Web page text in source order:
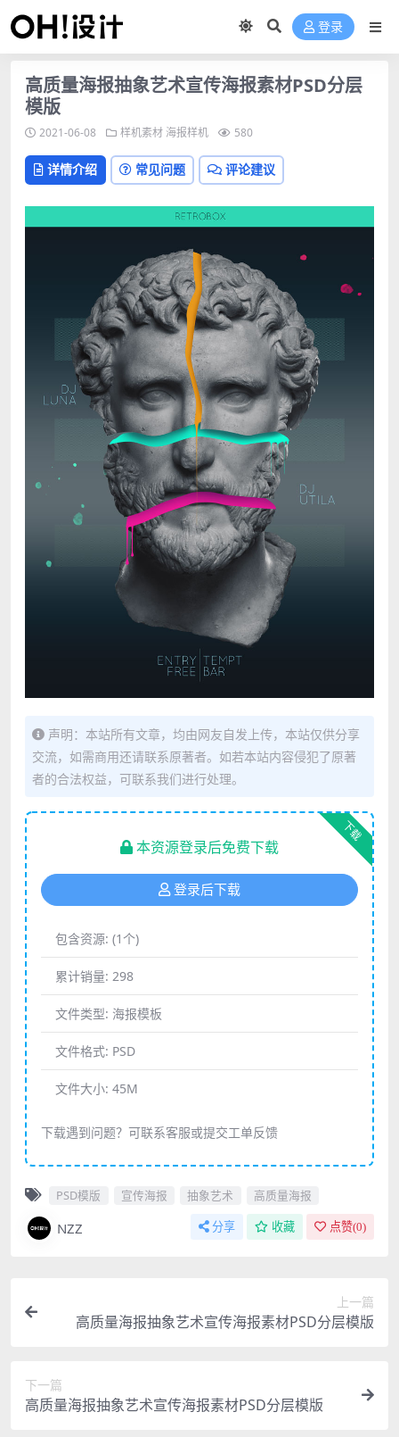
登录
高质量海报抽象艺术宣传海报素材PSD分层
模版
2021-06-08 样机素材 海报样机 580
详情介绍 常见问题 评论建议
声明：本站所有文章，均由网友自发上传，本站仅供分享
交流，如需商用还请联系原著者。如若本站内容侵犯了原著
者的合法权益，可联系我们进行处理。
下载
本资源登录后免费下载
登录后下载
包含资源: (1个)
累计销量: 298
文件类型: 海报模板
文件格式: PSD
文件大小: 45M
下载遇到问题？可联系客服或提交工单反馈
PSD模版 宣传海报 抽象艺术 高质量海报
NZZ 分享 收藏 点赞(0)
上一篇
高质量海报抽象艺术宣传海报素材PSD分层模版
下一篇
高质量海报抽象艺术宣传海报素材PSD分层模版